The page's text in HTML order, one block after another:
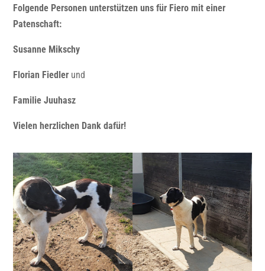
Folgende Personen unterstützen uns für Fiero mit einer
Patenschaft:
Susanne Mikschy
Florian Fiedler und
Familie Juuhasz
Vielen herzlichen Dank dafür!